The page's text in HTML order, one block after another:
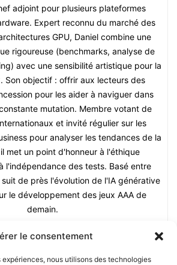
le consentement
expériences, nous utilisons des technologies
adjoint pour plusieurs plateformes
Expert reconnu du marché des
GPU, Daniel combine une
rigoureuse (benchmarks, analyse de
avec une sensibilité artistique pour la
Son objectif : offrir aux lecteurs des
pour les aider à naviguer dans
mutation. Membre votant de
et invité régulier sur les
pour analyser les tendances de la
met un point d'honneur à l'éthique
l'indépendance des tests. Basé entre
de près l'évolution de l'IA générative
le développement des jeux AAA de
demain.